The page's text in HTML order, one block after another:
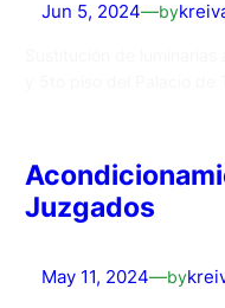
Jun 5, 2024—by
Juzgados
May 11, 2024—by